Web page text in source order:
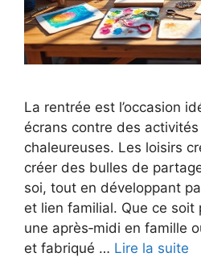
La rentrée est l’occasion
écrans contre des
chaleureuses. Les loisirs
créer des bulles de
soi, tout en développant
et lien familial. Que ce soit
une après‑midi en famille
et fabriqué … Lire la suite